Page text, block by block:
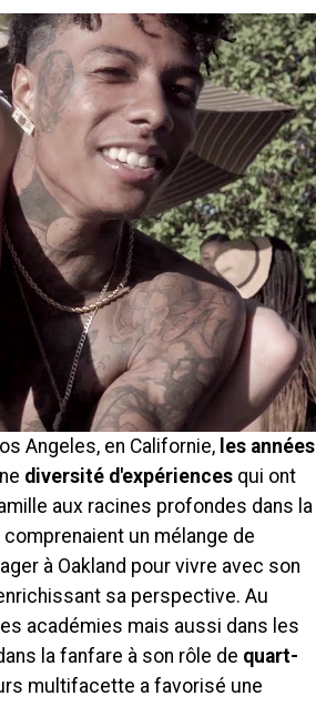
Angeles, en Californie, les années
diversité d'expériences qui ont
aux racines profondes dans la
un mélange de
à Oakland pour vivre avec son
sa perspective. Au
académies mais aussi dans les
la fanfare à son rôle de quart-
multifacette a favorisé une